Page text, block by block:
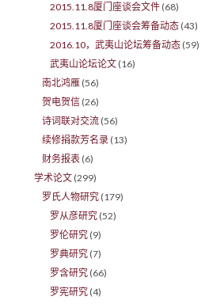
2015.11.8厦门座谈会文件 (68)
2015.11.8厦门座谈会筹备动态 (43)
2016.10，武夷山论坛筹备动态 (59)
武夷山论坛论文 (16)
南北鸿雁 (56)
贺电贺信 (26)
诗词联对交流 (56)
续修捐款芳名录 (13)
财务报表 (6)
学术论文 (299)
罗氏人物研究 (179)
罗从彦研究 (52)
罗伦研究 (9)
罗典研究 (7)
罗含研究 (66)
罗宪研究 (4)